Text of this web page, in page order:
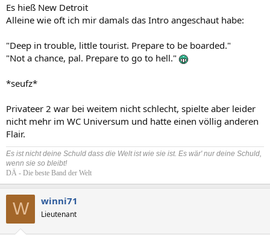
Es hieß New Detroit
Alleine wie oft ich mir damals das Intro angeschaut habe:
"Deep in trouble, little tourist. Prepare to be boarded."
"Not a chance, pal. Prepare to go to hell."
*seufz*
Privateer 2 war bei weitem nicht schlecht, spielte aber leider
nicht mehr im WC Universum und hatte einen völlig anderen
Flair.
Es ist nicht deine Schuld dass die Welt ist wie sie ist. Es wär' nur deine Schuld,
wenn sie so bleibt!
DÄ - Die beste Band der Welt
W winni71
Lieutenant